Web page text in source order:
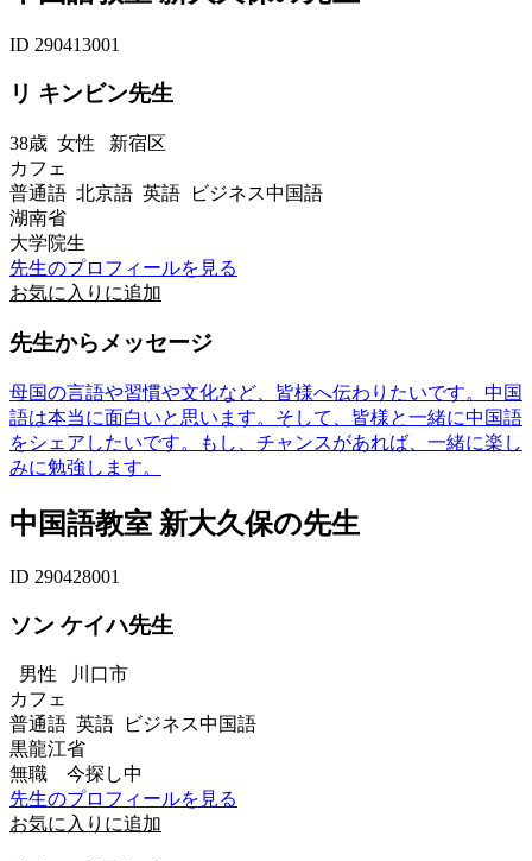
ID 290413001
リ キンビン先生
38歳 女性 新宿区
カフェ
普通語 北京語 英語 ビジネス中国語
湖南省
大学院生
先生のプロフィールを見る
お気に入りに追加
先生からメッセージ
母国の言語や習慣や文化など、皆様へ伝わりたいです。中国
語は本当に面白いと思います。そして、皆様と一緒に中国語
をシェアしたいです。もし、チャンスがあれば、一緒に楽し
みに勉強します。
中国語教室 新大久保の先生
ID 290428001
ソン ケイハ先生
男性 川口市
カフェ
普通語 英語 ビジネス中国語
黒龍江省
無職 今探し中
先生のプロフィールを見る
お気に入りに追加